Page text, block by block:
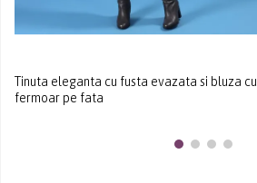
Tinuta eleganta cu fusta evazata si bluza cu
fermoar pe fata